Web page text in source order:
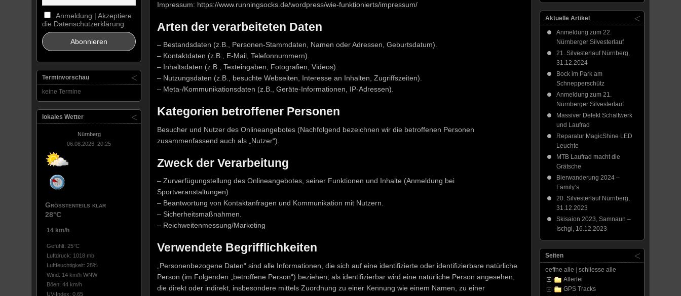
Impressum: https://www.runningsocks.de/wordpress/wie-funktionierts/impressum/
Arten der verarbeiteten Daten
– Bestandsdaten (z.B., Personen-Stammdaten, Namen oder Adressen, Geburtsdatum).
– Kontaktdaten (z.B., E-Mail, Telefonnummern).
– Inhaltsdaten (z.B., Texteingaben, Fotografien, Videos).
– Nutzungsdaten (z.B., besuchte Webseiten, Interesse an Inhalten, Zugriffszeiten).
– Meta-/Kommunikationsdaten (z.B., Geräte-Informationen, IP-Adressen).
Kategorien betroffener Personen
Besucher und Nutzer des Onlineangebotes (Nachfolgend bezeichnen wir die betroffenen Personen
zusammenfassend auch als „Nutzer“).
Zweck der Verarbeitung
– Zurverfügungstellung des Onlineangebotes, seiner Funktionen und Inhalte (Anmeldung bei
Sportveranstaltungen)
– Beantwortung von Kontaktanfragen und Kommunikation mit Nutzern.
– Sicherheitsmaßnahmen.
– Reichweitenmessung/Marketing
Verwendete Begrifflichkeiten
„Personenbezogene Daten“ sind alle Informationen, die sich auf eine identifizierte oder identifizierbare natürliche
Person (im Folgenden „betroffene Person“) beziehen; als identifizierbar wird eine natürliche Person angesehen,
die direkt oder indirekt, insbesondere mittels Zuordnung zu einer Kennung wie einem Namen, zu einer
Anmeldung | Akzeptiere
die Datenschutzerklärung
Terminvorschau
keine Termine
lokales Wetter
Nürnberg
06.08.2026, 20:25
Größtenteils klar
28°C
14 km/h
Gefühlt: 25°C
Luftdruck: 1018 mb
Luftfeuchtigkeit: 28%
Wind: 14 km/h WNW
Böen: 44 km/h
UV-Index: 0.65
Aktuelle Artikel
Anmeldung zum 22.
Nürnberger Silvesterlauf
21. Silvesterlauf Nürnberg,
31.12.2024
Bock im Park am
Schnepperschütz
Anmeldung zum 21.
Nürnberger Silvesterlauf
Massiver Defekt Schaltwerk
und Laufrad
Reparatur MagicShine LED
Leuchte
MTB Laufrad macht die
Grätsche
Bierwanderung 2024 –
Family’s
20. Silvesterlauf Nürnberg,
31.12.2023
Skisaion 2023, Samnaun –
Ischgl, 16.12.2023
Seiten
oeffne alle
schliesse alle
Allerlei
GPS Tracks